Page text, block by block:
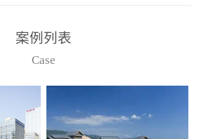
最多
从现
案例列表
Case